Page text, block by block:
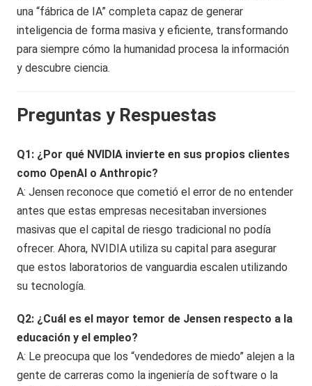
una “fábrica de IA” completa capaz de generar
inteligencia de forma masiva y eficiente, transformando
para siempre cómo la humanidad procesa la información
y descubre ciencia.
Preguntas y Respuestas
Q1: ¿Por qué NVIDIA invierte en sus propios clientes
como OpenAI o Anthropic?
A: Jensen reconoce que cometió el error de no entender
antes que estas empresas necesitaban inversiones
masivas que el capital de riesgo tradicional no podía
ofrecer. Ahora, NVIDIA utiliza su capital para asegurar
que estos laboratorios de vanguardia escalen utilizando
su tecnología.
Q2: ¿Cuál es el mayor temor de Jensen respecto a la
educación y el empleo?
A: Le preocupa que los “vendedores de miedo” alejen a la
gente de carreras como la ingeniería de software o la